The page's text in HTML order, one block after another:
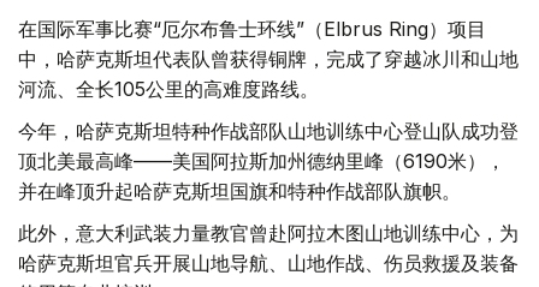
在国际军事比赛“厄尔布鲁士环线”（Elbrus Ring）项目
中，哈萨克斯坦代表队曾获得铜牌，完成了穿越冰川和山地
河流、全长105公里的高难度路线。
今年，哈萨克斯坦特种作战部队山地训练中心登山队成功登
顶北美最高峰——美国阿拉斯加州德纳里峰（6190米），
并在峰顶升起哈萨克斯坦国旗和特种作战部队旗帜。
此外，意大利武装力量教官曾赴阿拉木图山地训练中心，为
哈萨克斯坦官兵开展山地导航、山地作战、伤员救援及装备